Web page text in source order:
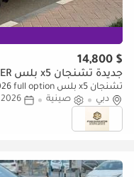
$ 14,800
جديدة تشنجان x5 بلس PIONEER
تشنجان x5 بلس PIONEER Changan X5 2026 full option
دبي
صينية 2026